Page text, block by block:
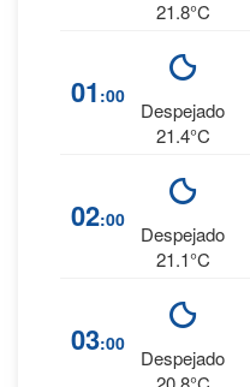
21.8°C
01 :00
Despejado
21.4°C
02:00
Despejado
21.1°C
03:00
Despejado